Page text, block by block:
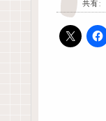
共有: